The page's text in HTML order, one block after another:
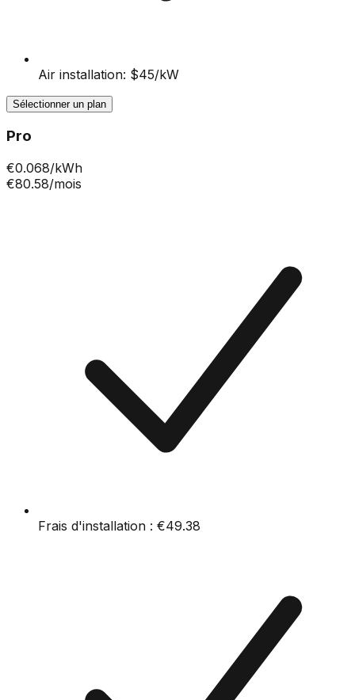
Air installation: $45/kW
Sélectionner un plan
Pro
€0.068/kWh
€80.58/mois
Frais d'installation : €49.38